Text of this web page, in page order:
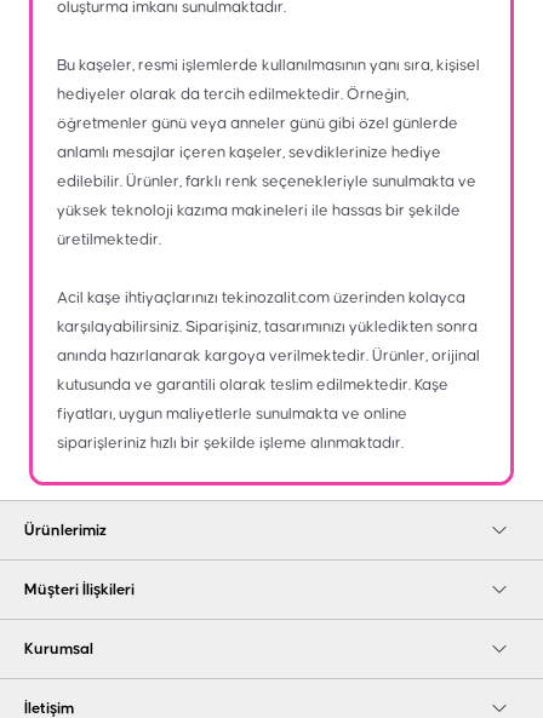
oluşturma imkanı sunulmaktadır.
Bu kaşeler, resmi işlemlerde kullanılmasının yanı sıra, kişisel
hediyeler olarak da tercih edilmektedir. Örneğin,
öğretmenler günü veya anneler günü gibi özel günlerde
anlamlı mesajlar içeren kaşeler, sevdiklerinize hediye
edilebilir. Ürünler, farklı renk seçenekleriyle sunulmakta ve
yüksek teknoloji kazıma makineleri ile hassas bir şekilde
üretilmektedir.
Acil kaşe ihtiyaçlarınızı tekinozalit.com üzerinden kolayca
karşılayabilirsiniz. Siparişiniz, tasarımınızı yükledikten sonra
anında hazırlanarak kargoya verilmektedir. Ürünler, orijinal
kutusunda ve garantili olarak teslim edilmektedir. Kaşe
fiyatları, uygun maliyetlerle sunulmakta ve online
siparişleriniz hızlı bir şekilde işleme alınmaktadır.
Ürünlerimiz
Müşteri İlişkileri
Kurumsal
İletişim